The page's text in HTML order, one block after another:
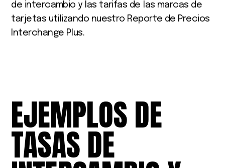
de intercambio y las tarifas de las marcas de
tarjetas utilizando nuestro Reporte de Precios
Interchange Plus.
EJEMPLOSDE
TASASDE